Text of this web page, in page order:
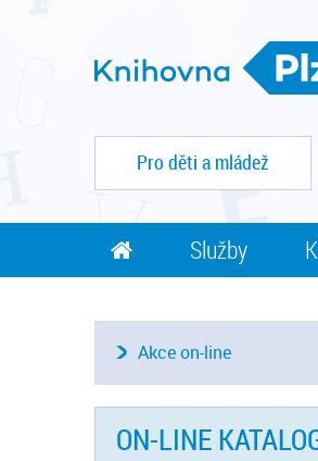
Pro děti a mládež
Služby
Akce on-line
ON-LINE